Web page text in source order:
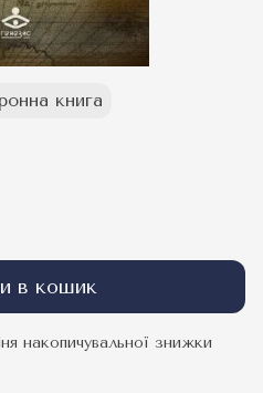
книга
в кошик
накопичувальної знижки